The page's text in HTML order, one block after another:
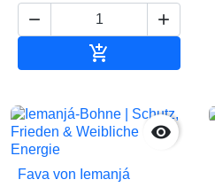
 


Fava von Iemanjá